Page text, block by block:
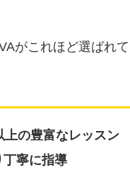
がこれほど選ばれ
上の豊富なレッスン
寧に指導